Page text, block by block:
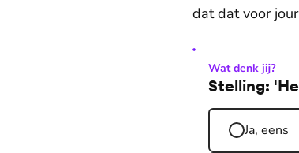
dat dat voor
Wat denk jij?
Stelling:
Ja, eens